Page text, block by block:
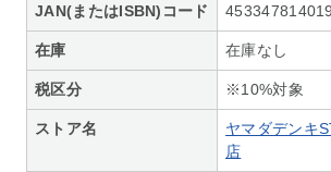
JAN(またはISBN)コード
在庫 在庫なし
税区分 ※10%対象
ストア名
ヤマダデンキ
店